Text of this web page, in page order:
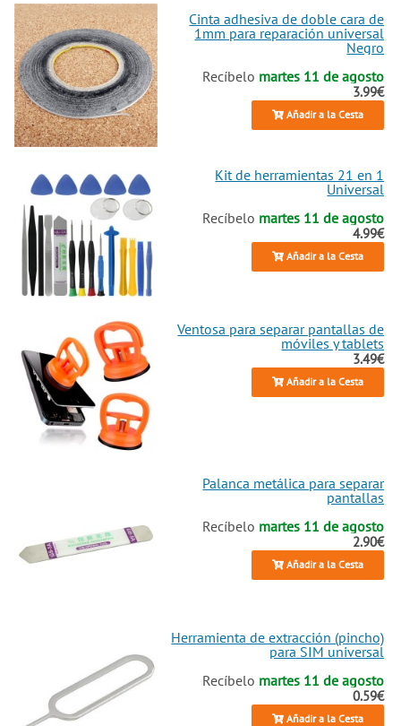
Cinta adhesiva de doble cara de
1mm para reparación universal
Negro
Recíbelo martes 11 de agosto
3.99€
Añadir a la Cesta
Kit de herramientas 21 en 1
Universal
Recíbelo martes 11 de agosto
4.99€
Añadir a la Cesta
Ventosa para separar pantallas de
móviles y tablets
3.49€
Añadir a la Cesta
Palanca metálica para separar
pantallas
Recíbelo martes 11 de agosto
2.90€
Añadir a la Cesta
Herramienta de extracción (pincho)
para SIM universal
Recíbelo martes 11 de agosto
0.59€
Añadir a la Cesta